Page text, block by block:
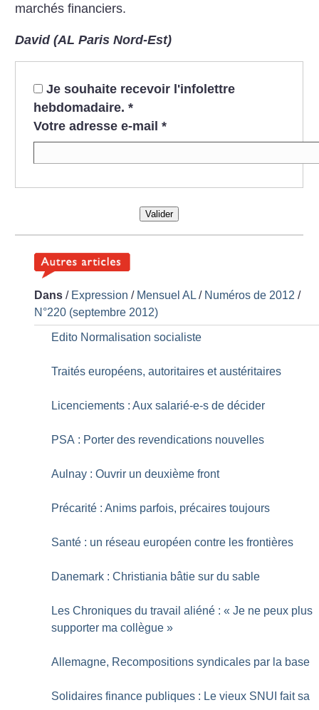
marchés financiers.
David (AL Paris Nord-Est)
Je souhaite recevoir l'infolettre
hebdomadaire. *
Votre adresse e-mail *
Valider
Dans / Expression / Mensuel AL / Numéros de 2012 /
N°220 (septembre 2012)
Edito Normalisation socialiste
Traités européens, autoritaires et austéritaires
Licenciements : Aux salarié-e-s de décider
PSA : Porter des revendications nouvelles
Aulnay : Ouvrir un deuxième front
Précarité : Anims parfois, précaires toujours
Santé : un réseau européen contre les frontières
Danemark : Christiania bâtie sur du sable
Les Chroniques du travail aliéné : « Je ne peux plus
supporter ma collègue »
Allemagne, Recompositions syndicales par la base
Solidaires finance publiques : Le vieux SNUI fait sa